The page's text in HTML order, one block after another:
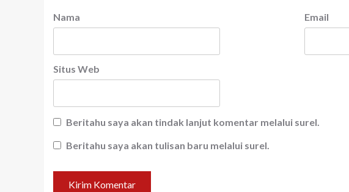
Nama Email
Situs Web
Beritahu saya akan tindak lanjut komentar melalui surel.
Beritahu saya akan tulisan baru melalui surel.